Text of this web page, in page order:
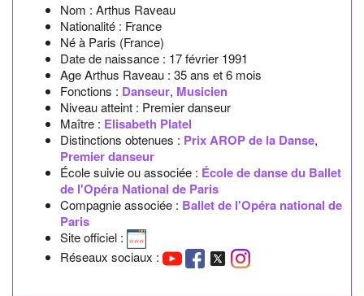
Nom : Arthus Raveau
Nationalité : France
Né à Paris (France)
Date de naissance : 17 février 1991
Age Arthus Raveau : 35 ans et 6 mois
Fonctions : Danseur, Musicien
Niveau atteint : Premier danseur
Maître : Elisabeth Platel
Distinctions obtenues : Prix AROP de la Danse,
Premier danseur
École suivie ou associée : École de danse du Ballet
de l'Opéra National de Paris
Compagnie associée : Ballet de l'Opéra national de
Paris
Site officiel :
Réseaux sociaux :